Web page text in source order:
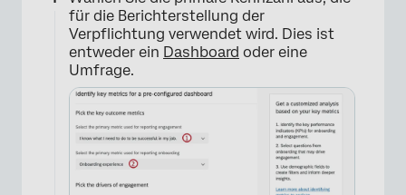
für die Berichterstellung der
Verpflichtung verwendet wird. Dies ist
entweder ein Dashboard oder eine
Umfrage.